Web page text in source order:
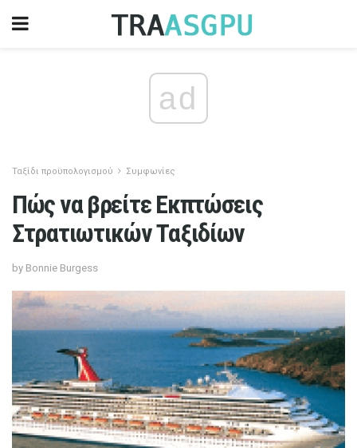
ad
Ταξίδι προϋπολογισμού Συμφωνίες
Πώς να βρείτε Εκπτώσεις
Στρατιωτικών Ταξιδίων
by Bonnie Burgess